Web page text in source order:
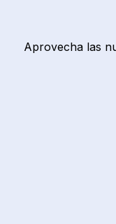
Aprovecha las